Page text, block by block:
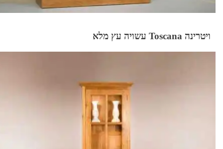
ויטרינה Toscana עשויה עץ מלא